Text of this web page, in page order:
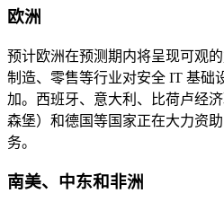
欧洲
预计欧洲在预测期内将呈现可观
制造、零售等行业对安全 IT 基础
加。西班牙、意大利、比荷卢经
森堡）和德国等国家正在大力资
务。
南美、中东和非洲